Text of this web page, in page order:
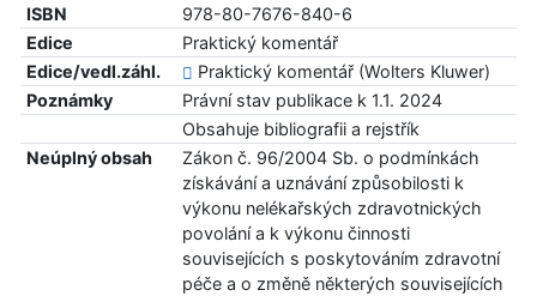
ISBN
978-80-7676-840-6
Edice
Praktický komentář
Edice/vedl.záhl.
Praktický komentář (Wolters Kluwer)
Poznámky
Právní stav publikace k 1.1. 2024
Obsahuje bibliografii a rejstřík
Neúplný obsah
Zákon č. 96/2004 Sb. o podmínkách
získávání a uznávání způsobilosti k
výkonu nelékařských zdravotnických
povolání a k výkonu činnosti
souvisejících s poskytováním zdravotní
péče a o změně některých souvisejících